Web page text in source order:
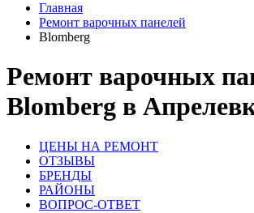
Главная
Ремонт варочных панелей
Blomberg
Ремонт варочных
Blomberg в
ЦЕНЫ НА РЕМОНТ
ОТЗЫВЫ
БРЕНДЫ
РАЙОНЫ
ВОПРОС-ОТВЕТ